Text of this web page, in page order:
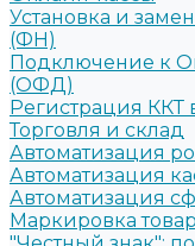
Установка и
(ФН)
Подключение к
(ОФД)
Регистрация
Торговля и склад
Автоматизация
Автоматизация
Автоматизация
Маркировка